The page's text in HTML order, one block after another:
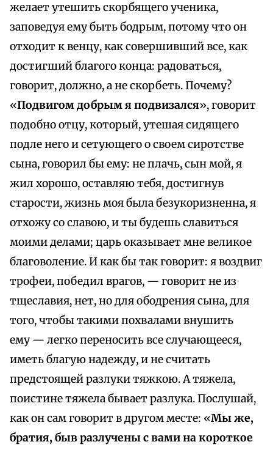
желает утешить скорбящего ученика,
заповедуя ему быть бодрым, потому что он
отходит к венцу, как совершивший все, как
достигший благого конца: радоваться,
говорит, должно, а не скорбеть. Почему?
«Подвигом добрым я подвизался», говорит
подобно отцу, который, утешая сидящего
подле него и сетующего о своем сиротстве
сына, говорил бы ему: не плачь, сын мой, я
жил хорошо, оставляю тебя, достигнув
старости, жизнь моя была безукоризненна, я
отхожу со славою, и ты будешь славиться
моими делами; царь оказывает мне великое
благоволение. И как бы так говорит: я воздвиг
трофеи, победил врагов, — говорит не из
тщеславия, нет, но для ободрения сына, для
того, чтобы такими похвалами внушить
ему — легко переносить все случающееся,
иметь благую надежду, и не считать
предстоящей разлуки тяжкою. А тяжела,
поистине тяжела бывает разлука. Послушай,
как он сам говорит в другом месте: «Мы же,
братия, быв разлучены с вами на короткое